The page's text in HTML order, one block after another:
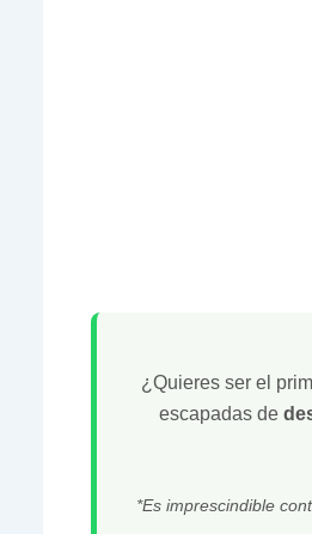
¿Quieres ser el
escapadas de
*Es imprescindible